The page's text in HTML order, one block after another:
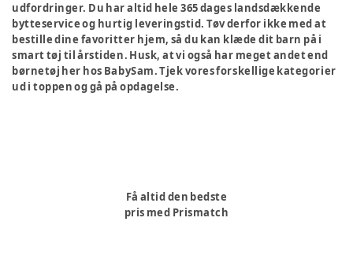
udfordringer. Du har altid hele 365 dages landsdækkende
bytteservice og hurtig leveringstid. Tøv derfor ikke med at
bestille dine favoritter hjem, så du kan klæde dit barn på i
smart tøj til årstiden. Husk, at vi også har meget andet end
børnetøj her hos BabySam. Tjek vores forskellige kategorier
ud i toppen og gå på opdagelse.
Få altid den bedste
pris med Prismatch